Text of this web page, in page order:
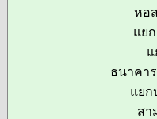
หอ
แยก
แ
ธนาคา
แยก
สา